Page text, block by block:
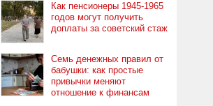
Как пенсионеры 1945-1965
годов могут получить
доплаты за советский стаж
Семь денежных правил от
бабушки: как простые
привычки меняют
отношение к финансам